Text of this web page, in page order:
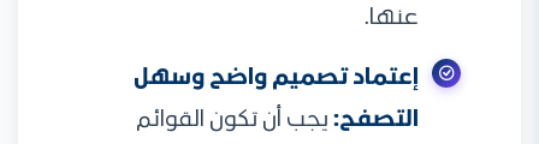
عنها.
إعتماد تصميم واضح وسهل
التصفح:يجب أن تكون القوائم